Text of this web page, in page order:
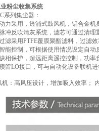
粉尘收集系统
系列集尘器：
力采用，透浦式鼓风机，铝合金机
冲反吹清灰系统，滤芯可通过清理
滤采用PTFE覆膜聚酯滤料，过滤
能控制，可根据使用情况设定自动
相保护，超远距离遥控控制，功率
留LO接口，可与自动化设备联机进
机：高风压设计，增加吸入效率；